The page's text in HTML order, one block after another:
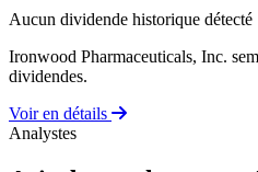
Aucun dividende historique détecté
Ironwood Pharmaceuticals, Inc.
dividendes.
Voir en détails
Analystes